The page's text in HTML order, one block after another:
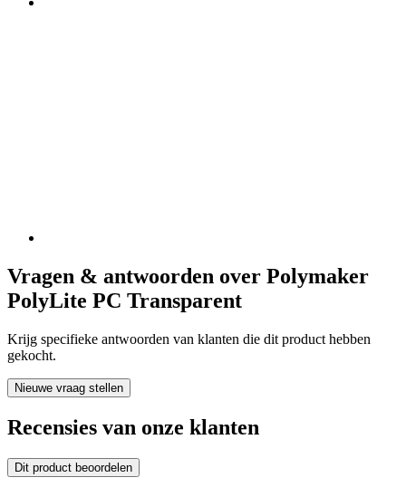
Vragen & antwoorden over Polymaker
PolyLite PC Transparent
Krijg specifieke antwoorden van klanten die dit product hebben
gekocht.
Nieuwe vraag stellen
Recensies van onze klanten
Dit product beoordelen